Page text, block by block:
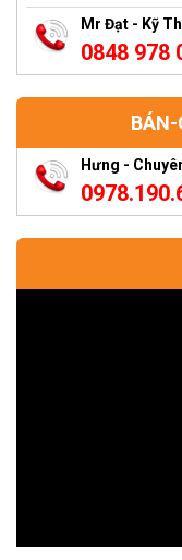
Mr Đạt - Kỹ
0848 978
BÁN-
Hưng -